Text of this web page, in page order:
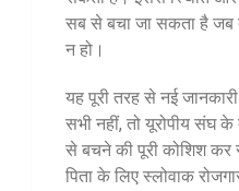
सब से बचा जा सकता है
न हो।
यह पूरी तरह से नई
सभी नहीं, तो यूरोपीय संघ के
से बचने की पूरी कोशिश कर
पिता के लिए स्लोवाक